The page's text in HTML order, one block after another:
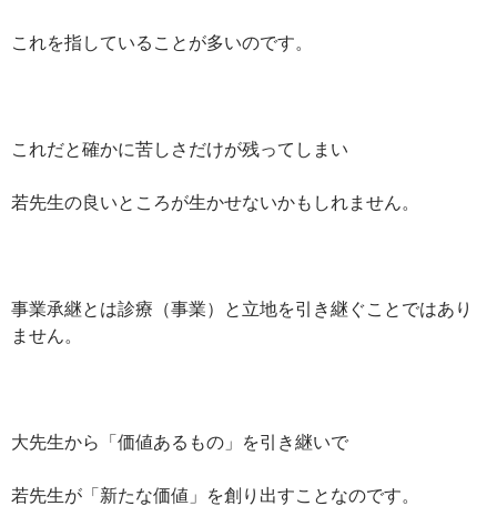
これを指していることが多いのです。
これだと確かに苦しさだけが残ってしまい
若先生の良いところが生かせないかもしれません。
事業承継とは診療（事業）と立地を引き継ぐことではあり
ません。
大先生から「価値あるもの」を引き継いで
若先生が「新たな価値」を創り出すことなのです。